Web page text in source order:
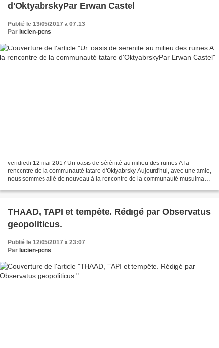
d'OktyabrskyPar Erwan Castel
Publié le 13/05/2017 à 07:13
Par lucien-pons
vendredi 12 mai 2017 Un oasis de sérénité au milieu des ruines A la
rencontre de la communauté tatare d'Oktyabrsky Aujourd'hui, avec une amie,
nous sommes allé de nouveau à la rencontre de la communauté musulmane
THAAD, TAPI et tempête. Rédigé par Observatus
geopoliticus.
Publié le 12/05/2017 à 23:07
Par lucien-pons